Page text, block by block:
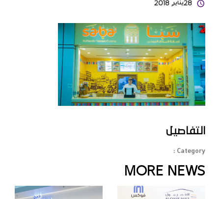
28يناير, 2018
التفاصيل
Category :
MORE NEWS